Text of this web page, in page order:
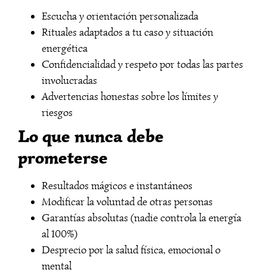
Escucha y orientación personalizada
Rituales adaptados a tu caso y situación
energética
Confidencialidad y respeto por todas las partes
involucradas
Advertencias honestas sobre los límites y
riesgos
Lo que nunca debe
prometerse
Resultados mágicos e instantáneos
Modificar la voluntad de otras personas
Garantías absolutas (nadie controla la energía
al 100%)
Desprecio por la salud física, emocional o
mental